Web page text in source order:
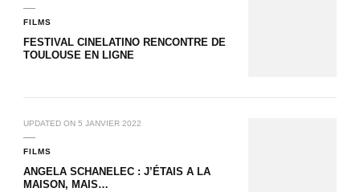
FILMS
FESTIVAL CINELATINO RENCONTRE DE
TOULOUSE EN LIGNE
UPDATED ON 5 JANVIER 2022
FILMS
ANGELA SCHANELEC : J’ÉTAIS A LA
MAISON, MAIS…